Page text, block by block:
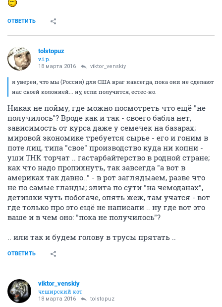
ОТВЕТИТЬ
tolstopuz
v.i.p.
18 марта 2016 viktor_venskiy
я уверен, что мы (Россия) для США враг навсегда, пока они не сделают
нас своей колонией... ну, если получится, естес-но.
Никак не пойму, где можно посмотреть что ещё "не
получилось"? Вроде как и так - своего бабла нет,
зависимость от курса даже у семечек на базарах;
мировой экономике требуется сырье - его и гоним в
поте лиц, типа "свое" производство куда ни копни -
уши ТНК торчат .. гастарбайтерство в родной стране;
как что надо пропихнуть, так завсегда "а вот в
америках так давно.." - в рот заглядыаем, разве что
не по самые гланды; элита по сути "на чемоданах",
детишки чуть побогаче, опять жеж, там учатся - вот
где только про это ещё не написали .. ну где вот это
ваше и в чем оно: "пока не получилось"?
.. или так и будем голову в трусы прятать ..
ОТВЕТИТЬ
viktor_venskiy
чеширский кот
18 марта 2016 tolstopuz